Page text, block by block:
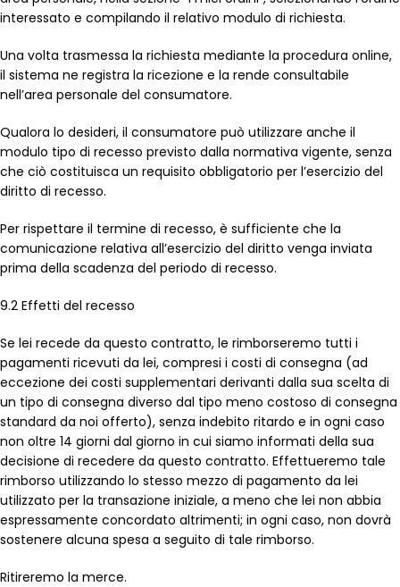
interessato e compilando il relativo modulo di richiesta.
Una volta trasmessa la richiesta mediante la procedura online,
il sistema ne registra la ricezione e la rende consultabile
nell’area personale del consumatore.
Qualora lo desideri, il consumatore può utilizzare anche il
modulo tipo di recesso previsto dalla normativa vigente, senza
che ciò costituisca un requisito obbligatorio per l’esercizio del
diritto di recesso.
Per rispettare il termine di recesso, è sufficiente che la
comunicazione relativa all’esercizio del diritto venga inviata
prima della scadenza del periodo di recesso.
9.2 Effetti del recesso
Se lei recede da questo contratto, le rimborseremo tutti i
pagamenti ricevuti da lei, compresi i costi di consegna (ad
eccezione dei costi supplementari derivanti dalla sua scelta di
un tipo di consegna diverso dal tipo meno costoso di consegna
standard da noi offerto), senza indebito ritardo e in ogni caso
non oltre 14 giorni dal giorno in cui siamo informati della sua
decisione di recedere da questo contratto. Effettueremo tale
rimborso utilizzando lo stesso mezzo di pagamento da lei
utilizzato per la transazione iniziale, a meno che lei non abbia
espressamente concordato altrimenti; in ogni caso, non dovrà
sostenere alcuna spesa a seguito di tale rimborso.
Ritireremo la merce.